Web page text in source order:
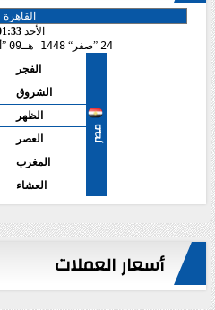
الأحد01:33
24
صفر 1448 هـ 09
مصر
الفجر
الشروق
الظهر
العصر
المغرب
العشاء
أسعار العملات